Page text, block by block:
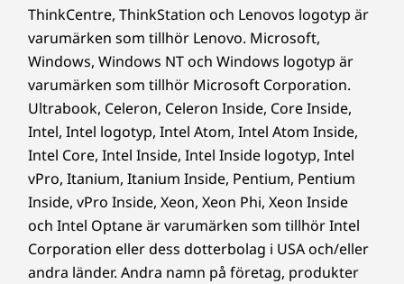
säkerhet förstärks med Kensington Security
Slot™, e-lås för chassis med mera, som
erbjuder oöverträffad säkerhet.
Forest Stewardship Council ® certifierad kartong
Certifieringar/registreringar
ENERGY STAR®8.0
EPEAT® Gold*
ERP LOT 3
RoHS
TCO 9.0
TÜV Ultra Low Noise
www.epeat.net
länder. Tillgängligt på utvalda modeller
ThinkCentre, ThinkStation och Lenovos logotyp är
varumärken som tillhör Lenovo. Microsoft,
Windows, Windows NT och Windows logotyp är
varumärken som tillhör Microsoft Corporation.
Ultrabook, Celeron, Celeron Inside, Core Inside,
Intel, Intel logotyp, Intel Atom, Intel Atom Inside,
Intel Core, Intel Inside, Intel Inside logotyp, Intel
vPro, Itanium, Itanium Inside, Pentium, Pentium
Inside, vPro Inside, Xeon, Xeon Phi, Xeon Inside
och Intel Optane är varumärken som tillhör Intel
Corporation eller dess dotterbolag i USA och/eller
andra länder. Andra namn på företag, produkter